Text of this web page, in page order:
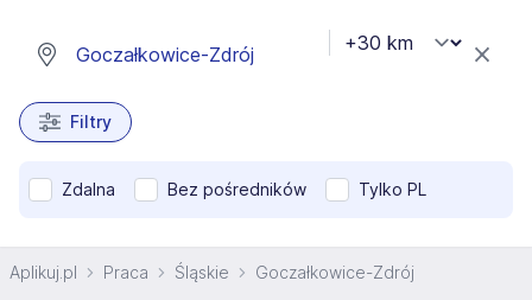
Filtry
Zdalna Bez pośredników Tylko PL
Aplikuj.pl Praca Śląskie Goczałkowice-Zdrój